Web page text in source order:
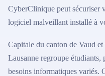
CyberClinique peut sécuriser
logiciel malveillant installé à
Capitale du canton de Vaud
Lausanne regroupe étudiants,
besoins informatiques variés.